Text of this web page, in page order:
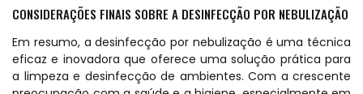
CONSIDERAÇÕES FINAIS SOBRE A DESINFECÇÃO POR NEBULIZAÇÃO
Em resumo, a desinfecção por nebulização é uma técnica
eficaz e inovadora que oferece uma solução prática para
a limpeza e desinfecção de ambientes. Com a crescente